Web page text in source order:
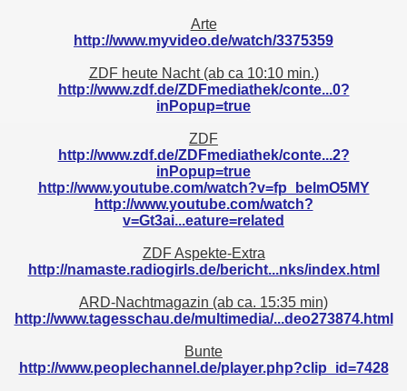
Arte
http://www.myvideo.de/watch/3375359
ZDF heute Nacht (ab ca 10:10 min.)
http://www.zdf.de/ZDFmediathek/conte...0?
inPopup=true
ZDF
http://www.zdf.de/ZDFmediathek/conte...2?
inPopup=true
http://www.youtube.com/watch?v=fp_belmO5MY
http://www.youtube.com/watch?
v=Gt3ai...eature=related
ZDF Aspekte-Extra
http://namaste.radiogirls.de/bericht...nks/index.html
ARD-Nachtmagazin (ab ca. 15:35 min)
http://www.tagesschau.de/multimedia/...deo273874.html
Bunte
http://www.peoplechannel.de/player.php?clip_id=7428